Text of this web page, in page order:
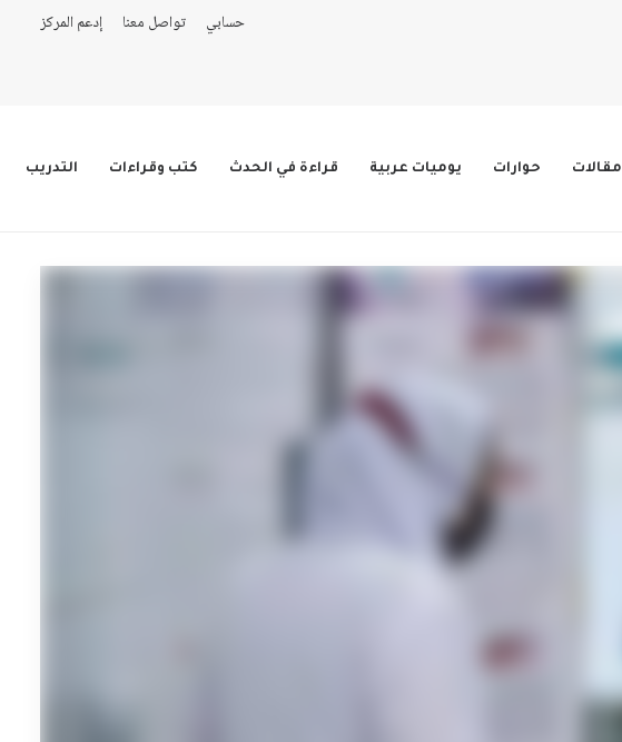
حسابي تواصل معنا إدعم المركز
مقالات حوارات يوميات عربية قراءة في الحدث كتب وقراءات التدريب